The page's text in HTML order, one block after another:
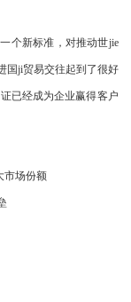
个新标准，对推动世jie
国ji贸易交往起到了很好
已经成为企业赢得客户
市场份额